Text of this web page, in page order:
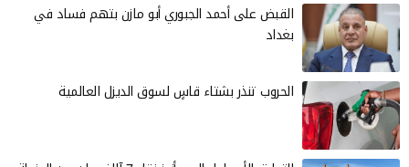
القبض على أحمد الجبوري أبو مازن بتهم فساد في
بغداد
الحروب تنذر بشتاء قاسٍ لسوق الديزل العالمية